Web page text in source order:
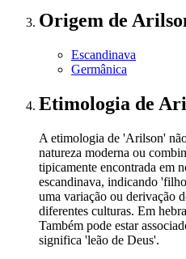
Origem de
Escandinava
Germânica
Etimologia de
A etimologia de 'Arilson'
natureza moderna ou
tipicamente encontrada em
escandinava, indicando
uma variação ou derivação
diferentes culturas. Em
Também pode estar
significa 'leão de Deus'.